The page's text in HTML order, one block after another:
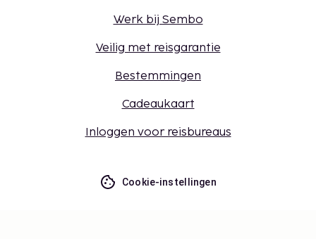
Werk bij Sembo
Veilig met reisgarantie
Bestemmingen
Cadeaukaart
Inloggen voor reisbureaus
Cookie-instellingen